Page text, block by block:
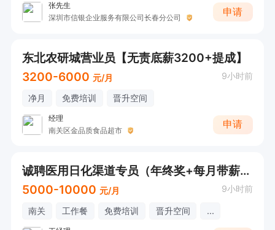
张先生
深圳市信银企业服务有限公司长春分公司
申请
东北农研城营业员【无责底薪3200+提成】
3200-6000 元/月 9小时前
净月 免费培训 晋升空间
经理
南关区金品质食品超市
申请
诚聘医用日化渠道专员（年终奖+每月带薪休假）
5000-10000 元/月 9小时前
南关 工作餐 免费培训 晋升空间 ...